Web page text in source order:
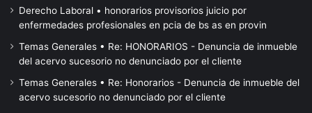
Derecho Laboral • honorarios provisorios juicio por
enfermedades profesionales en pcia de bs as en provin
Temas Generales • Re: HONORARIOS - Denuncia de inmueble
del acervo sucesorio no denunciado por el cliente
Temas Generales • Re: Honorarios - Denuncia de inmueble del
acervo sucesorio no denunciado por el cliente